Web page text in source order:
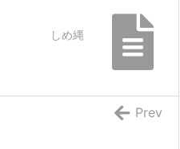
しめ縄
Prev